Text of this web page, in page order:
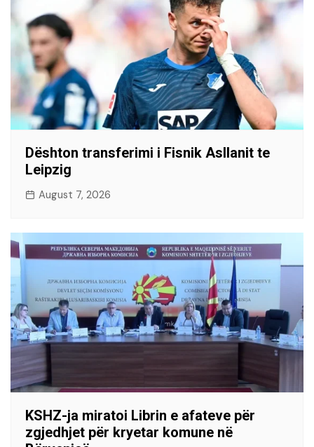
Dështon transferimi i Fisnik Asllanit te
Leipzig
August 7, 2026
KSHZ-ja miratoi Librin e afateve për
zgjedhjet për kryetar komune në